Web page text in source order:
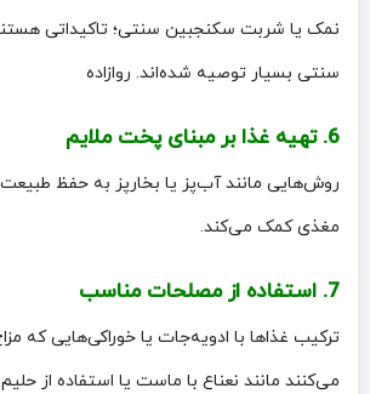
نمک یا شربت سکنجبین سنتی؛ تاکیداتی
سنتی بسیار توصیه شده‌اند. روازاده
6. تهیه غذا بر مبنای پخت ملایم
روش‌هایی مانند آب‌پز یا بخارپز به حفظ
مغذی کمک می‌کند.
7. استفاده از مصلحات مناسب
ترکیب غذاها با ادویه‌جات یا خوراکی‌هایی که
می‌کنند مانند نعناع با ماست یا استفاده از